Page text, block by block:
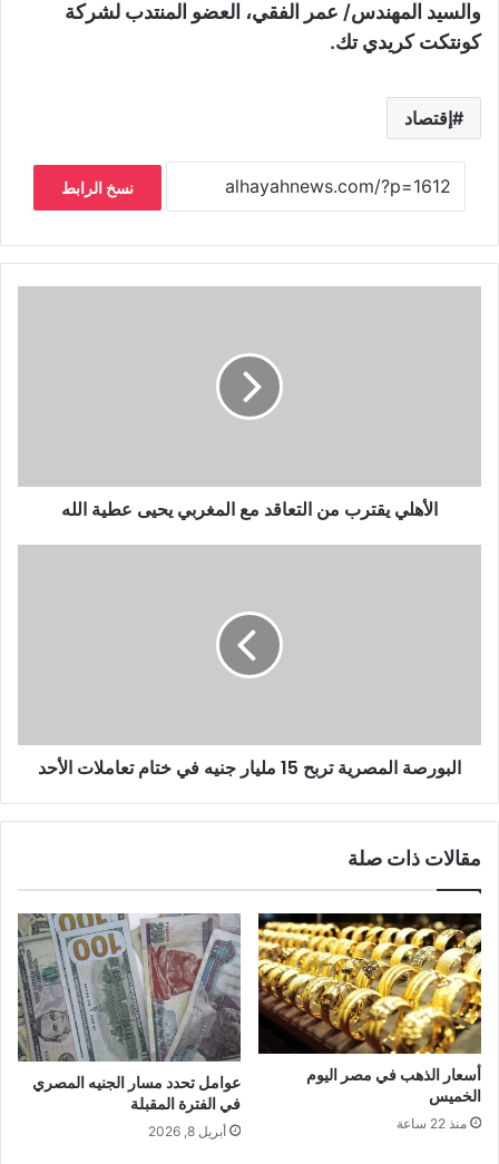
والسيد المهندس/ عمر الفقي، العضو المنتدب لشركة
كونتكت كريدي تك.
إقتصاد
نسخ الرابط
الأهلي يقترب من التعاقد مع المغربي يحيى عطية الله
البورصة المصرية تربح 15 مليار جنيه في ختام تعاملات الأحد
مقالات ذات صلة
أسعار الذهب في مصر اليوم
الخميس
منذ 22 ساعة
عوامل تحدد مسار الجنيه المصري
في الفترة المقبلة
أبريل 8, 2026